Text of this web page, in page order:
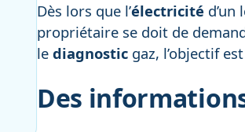
Dès lors que l’électricité
propriétaire se doit de
le diagnostic gaz, l’objectif
Des